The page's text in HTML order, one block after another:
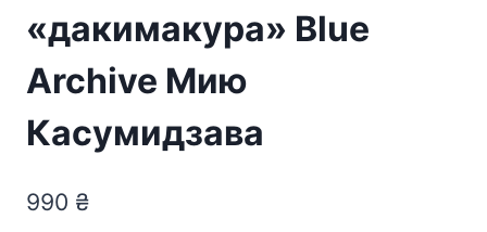
«дакимакура» Blue
Archive Мию
Касумидзава
990 ₴